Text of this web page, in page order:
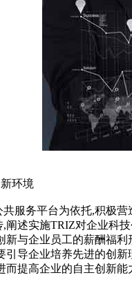
环境
服务平台为依托,积极
,阐述实施TRIZ对企业科
新与企业员工的薪酬福
引导企业培养先进的创
而提高企业的自主创新能